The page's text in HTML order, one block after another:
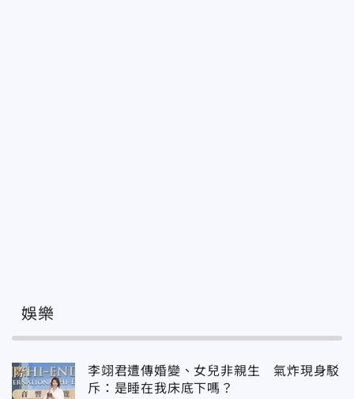
娛樂
李翊君遭傳婚變、女兒非親生 氣炸現身駁
斥：是睡在我床底下嗎？